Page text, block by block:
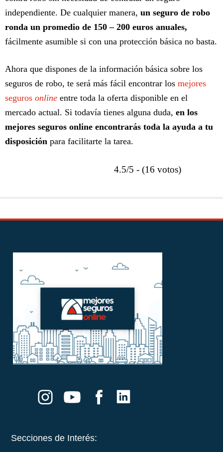
independiente. De cualquier manera, un seguro de robo
ronda un promedio de 150 – 200 euros anuales,
fácilmente asumible si con una protección básica no basta.
Ahora que dispones de la información básica sobre los
seguros de robo, te será más fácil encontrar los mejores
seguros online entre toda la oferta disponible en el
mercado actual. Si todavía tienes alguna duda, en los
mejores seguros online encontrarás toda la ayuda a tu
disposición para facilitarte la tarea.
4.5/5 - (16 votos)
Secciones de Interés: